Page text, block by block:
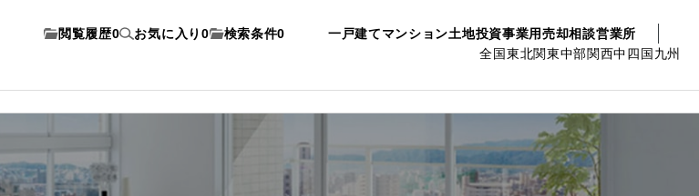
一戸建てマンション土地投資事業用売却相談営業所
全国東北関東中部関西中四国九州
閲覧履歴0 お気に入り 0 検索条件0